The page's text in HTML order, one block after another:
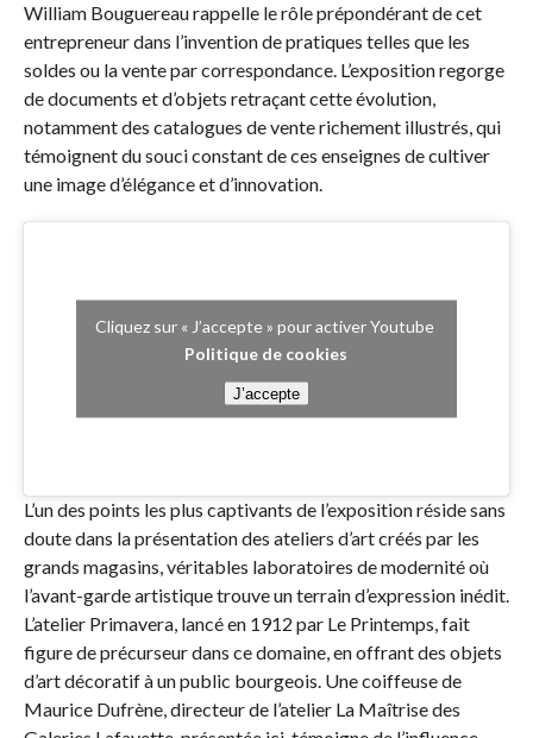
William Bouguereau rappelle le rôle prépondérant de cet
entrepreneur dans l’invention de pratiques telles que les
soldes ou la vente par correspondance. L’exposition regorge
de documents et d’objets retraçant cette évolution,
notamment des catalogues de vente richement illustrés, qui
témoignent du souci constant de ces enseignes de cultiver
une image d’élégance et d’innovation.
Cliquez sur « J’accepte » pour activer Youtube
Politique de cookies
J’accepte
L’un des points les plus captivants de l’exposition réside sans
doute dans la présentation des ateliers d’art créés par les
grands magasins, véritables laboratoires de modernité où
l’avant-garde artistique trouve un terrain d’expression inédit.
L’atelier Primavera, lancé en 1912 par Le Printemps, fait
figure de précurseur dans ce domaine, en offrant des objets
d’art décoratif à un public bourgeois. Une coiffeuse de
Maurice Dufrène, directeur de l’atelier La Maîtrise des